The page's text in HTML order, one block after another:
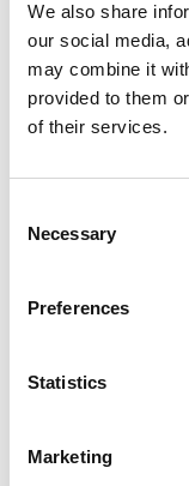
We also share
our social media,
may combine it
provided to them
of their services.
Selection
Necessary
Preferences
Statistics
Marketing
Pff, vandaag
hebt alles al
gewerkt. Je
deze